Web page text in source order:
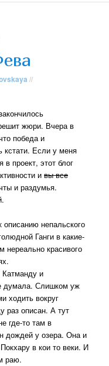
//
жюри. Вчера в
победа и
кстати. Если у меня
в проект, этот блог
ивы все
и раздумья.
непальского
Ганги в какие-
нереально красивого
Катманду и
думала. Слишком уж
ходить вокруг
раз описан. А тут
где-то там в
дождей у озера. Она и
в кои то веки. И
раю.